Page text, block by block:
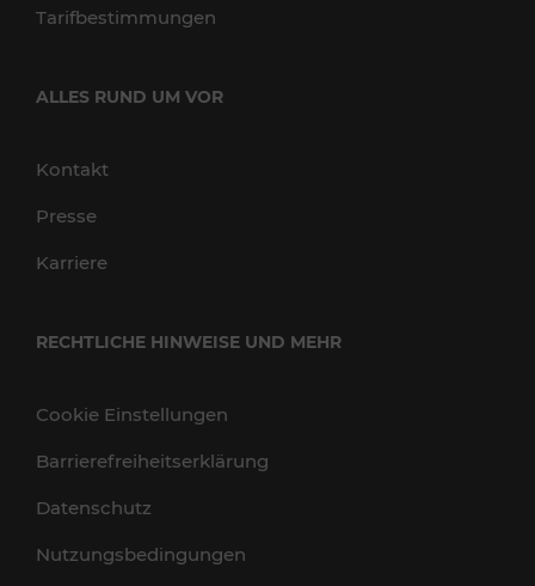
Tarifbestimmungen
ALLES RUND UM VOR
Kontakt
Presse
Karriere
RECHTLICHE HINWEISE UND MEHR
Cookie Einstellungen
Barrierefreiheitserklärung
Datenschutz
Nutzungsbedingungen